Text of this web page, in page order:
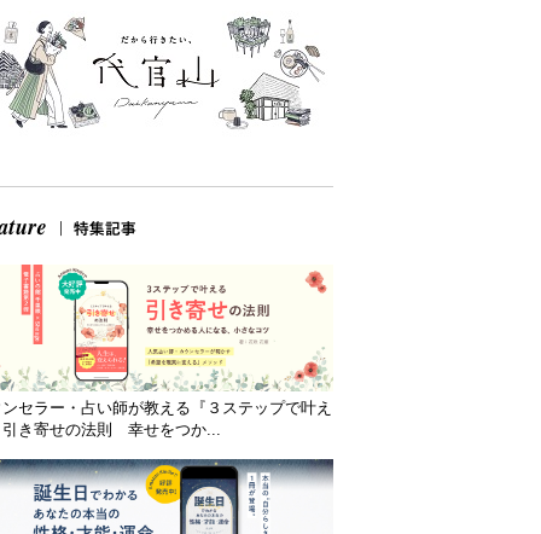
セラー・占い師が教える『３ステップで叶え
き寄せの法則 幸せをつか...